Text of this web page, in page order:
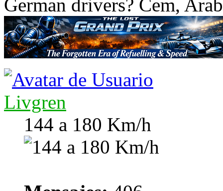
German drivers? Cem,
Livgren
144 a 180 Km/h